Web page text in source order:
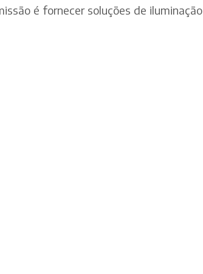
é fornecer soluções de iluminação